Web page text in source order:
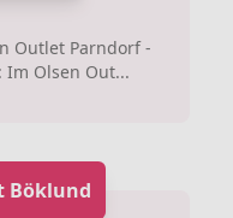
Outlet Parndorf -
Im Olsen Out...
Böklund